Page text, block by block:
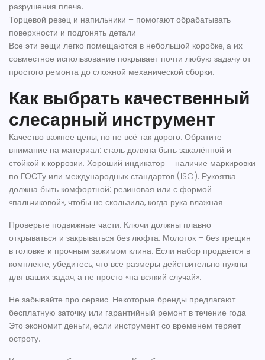
разрушения плеча.
Торцевой резец и напильники – помогают обрабатывать
поверхности и подгонять детали.
Все эти вещи легко помещаются в небольшой коробке, а их
совместное использование покрывает почти любую задачу от
простого ремонта до сложной механической сборки.
Как выбрать качественный
слесарный инструмент
Качество важнее цены, но не всё так дорого. Обратите
внимание на материал: сталь должна быть закалённой и
стойкой к коррозии. Хороший индикатор – наличие маркировки
по ГОСТу или международных стандартов (ISO). Рукоятка
должна быть комфортной: резиновая или с формой
«пальчиковой», чтобы не скользила, когда рука влажная.
Проверьте подвижные части. Ключи должны плавно
открываться и закрываться без люфта. Молоток – без трещин
в головке и прочным зажимом клина. Если набор продаётся в
комплекте, убедитесь, что все размеры действительно нужны
для ваших задач, а не просто «на всякий случай».
Не забывайте про сервис. Некоторые бренды предлагают
бесплатную заточку или гарантийный ремонт в течение года.
Это экономит деньги, если инструмент со временем теряет
остроту.